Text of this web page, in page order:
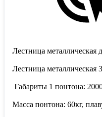
Лестница металлическая
Лестница металлическая
Габариты 1 понтона:
Масса понтона: 60кг,